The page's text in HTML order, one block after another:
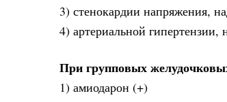
3) стенокардии напряжения,
4) артериальной гипертензии,
При групповых
1) амиодарон (+)